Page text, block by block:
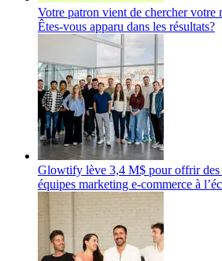
Votre patron vient de chercher votre
Êtes-vous apparu dans les résultats?
Glowtify lève 3,4 M$ pour offrir des
équipes marketing e‑commerce à